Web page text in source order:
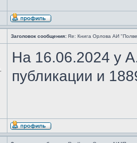
Заголовок сообщения: Re: Книга Орлова АИ
На 16.06.2024 у
публикации и